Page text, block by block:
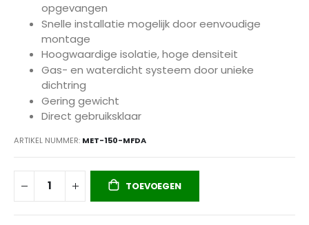
opgevangen
Snelle installatie mogelijk door eenvoudige
montage
Hoogwaardige isolatie, hoge densiteit
Gas- en waterdicht systeem door unieke
dichtring
Gering gewicht
Direct gebruiksklaar
ARTIKEL NUMMER MET-150-MFDA
TOEVOEGEN